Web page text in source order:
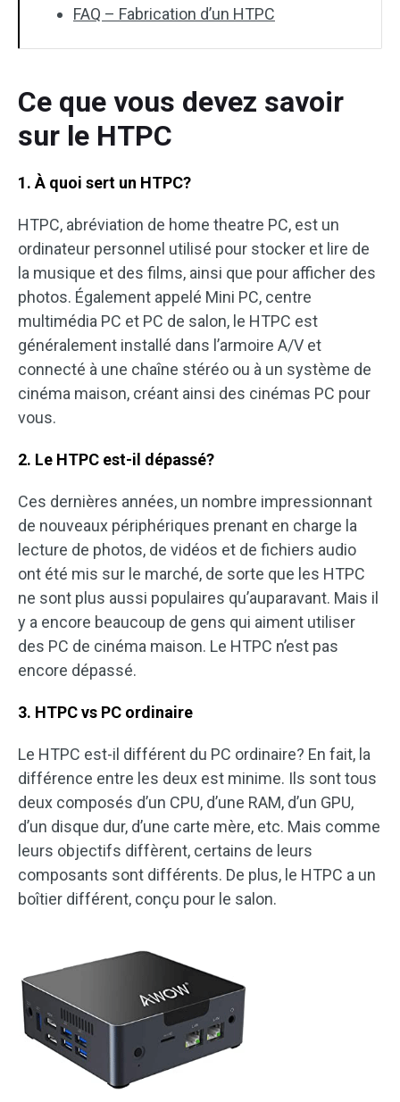
FAQ – Fabrication d’un HTPC
Ce que vous devez savoir
sur le HTPC
1. À quoi sert un HTPC?
HTPC, abréviation de home theatre PC, est un
ordinateur personnel utilisé pour stocker et lire de
la musique et des films, ainsi que pour afficher des
photos. Également appelé Mini PC, centre
multimédia PC et PC de salon, le HTPC est
généralement installé dans l’armoire A/V et
connecté à une chaîne stéréo ou à un système de
cinéma maison, créant ainsi des cinémas PC pour
vous.
2. Le HTPC est-il dépassé?
Ces dernières années, un nombre impressionnant
de nouveaux périphériques prenant en charge la
lecture de photos, de vidéos et de fichiers audio
ont été mis sur le marché, de sorte que les HTPC
ne sont plus aussi populaires qu’auparavant. Mais il
y a encore beaucoup de gens qui aiment utiliser
des PC de cinéma maison. Le HTPC n’est pas
encore dépassé.
3. HTPC vs PC ordinaire
Le HTPC est-il différent du PC ordinaire? En fait, la
différence entre les deux est minime. Ils sont tous
deux composés d’un CPU, d’une RAM, d’un GPU,
d’un disque dur, d’une carte mère, etc. Mais comme
leurs objectifs diffèrent, certains de leurs
composants sont différents. De plus, le HTPC a un
boîtier différent, conçu pour le salon.